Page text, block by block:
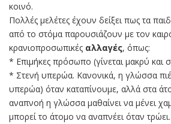
κοινό.
Πολλές μελέτες έχουν δείξει πως τα
από το στόμα παρουσιάζουν με τον
κρανιοπροσωπικές αλλαγές, όπως:
* Επιμήκες πρόσωπο (γίνεται μακρύ και
* Στενή υπερώα. Κανονικά, η γλώσσα
υπερώα) όταν καταπίνουμε, αλλά στα
αναπνοή η γλώσσα μαθαίνει να μένει
μπορεί το άτομο να αναπνέει όταν